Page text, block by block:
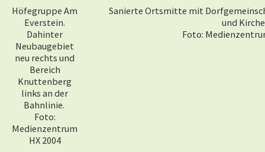
Höfegruppe Am
Everstein.
Dahinter
Neubaugebiet
neu rechts und
Bereich
Knuttenberg
links an der
Bahnlinie.
Foto:
Medienzentrum
HX 2004
Sanierte Ortsmitte mit
und Kirche
Foto: